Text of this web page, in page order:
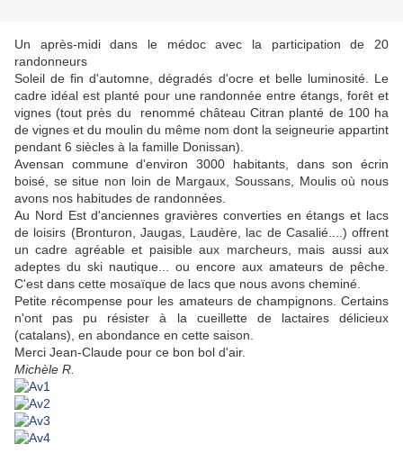
Un après-midi dans le médoc avec la participation de 20
randonneurs
Soleil de fin d'automne, dégradés d'ocre et belle luminosité. Le
cadre idéal est planté pour une randonnée entre étangs, forêt et
vignes (tout près du renommé château Citran planté de 100 ha
de vignes et du moulin du même nom dont la seigneurie appartint
pendant 6 siècles à la famille Donissan).
Avensan commune d'environ 3000 habitants, dans son écrin
boisé, se situe non loin de Margaux, Soussans, Moulis où nous
avons nos habitudes de randonnées.
Au Nord Est d'anciennes gravières converties en étangs et lacs
de loisirs (Bronturon, Jaugas, Laudère, lac de Casalié....) offrent
un cadre agréable et paisible aux marcheurs, mais aussi aux
adeptes du ski nautique... ou encore aux amateurs de pêche.
C'est dans cette mosaïque de lacs que nous avons cheminé.
Petite récompense pour les amateurs de champignons. Certains
n'ont pas pu résister à la cueillette de lactaires délicieux
(catalans), en abondance en cette saison.
Merci Jean-Claude pour ce bon bol d'air.
Michèle R.